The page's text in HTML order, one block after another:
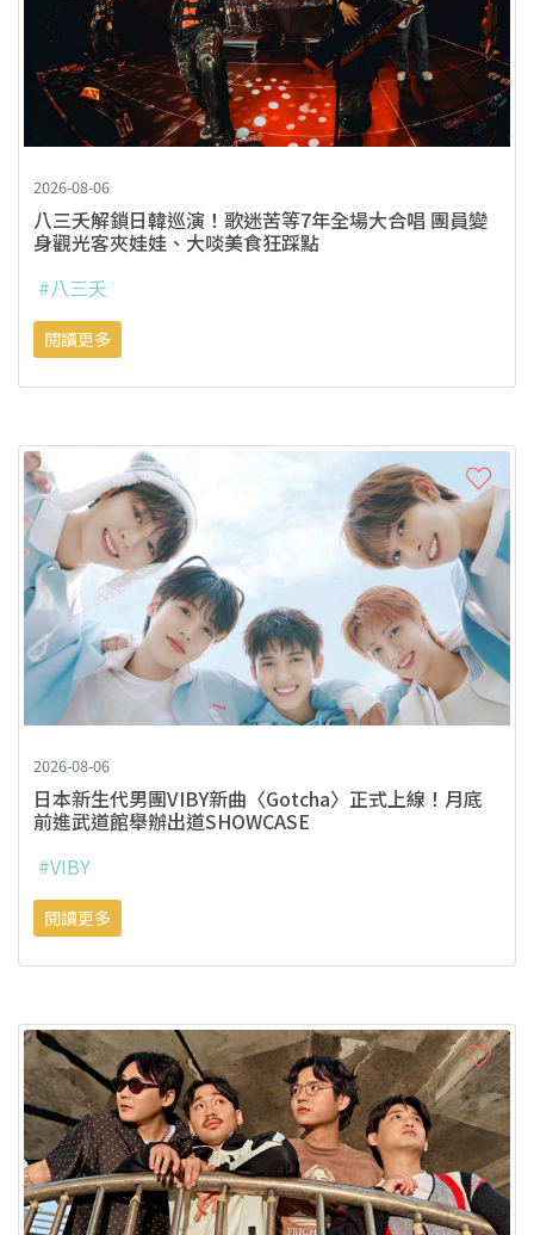
2026-08-06
八三夭解鎖日韓巡演！歌迷苦等7年全場大合唱 團員變
身觀光客夾娃娃、大啖美食狂踩點
#八三夭
閱讀更多
2026-08-06
日本新生代男團VIBY新曲〈Gotcha〉正式上線！月底
前進武道館舉辦出道SHOWCASE
#VIBY
閱讀更多